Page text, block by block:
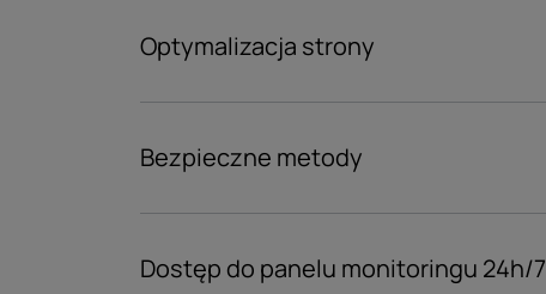
Optymalizacja strony
Bezpieczne metody
Dostęp do panelu monitoringu 24h/7